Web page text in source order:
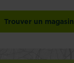
Trouver un magasin